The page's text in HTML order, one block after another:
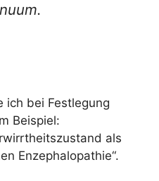
ich bei Festlegung
Beispiel:
als
Enzephalopathie“.